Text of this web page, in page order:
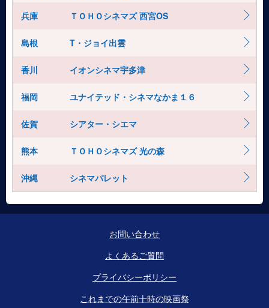
兵庫 ＴＯＨＯシネマズ 西宮OS
島根 T・ジョイ出雲
香川 イオンシネマ宇多津
福岡 ユナイテッド・シネマなかま１６
佐賀 シアター・シエマ
熊本 ＴＯＨＯシネマズ 光の森
沖縄 シネマパレット
お問い合わせ
よくあるご質問
プライバシーポリシー
これまでの午前十時の映画祭